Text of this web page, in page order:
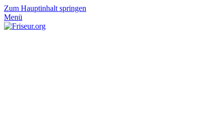
Zum Hauptinhalt springen
Menü